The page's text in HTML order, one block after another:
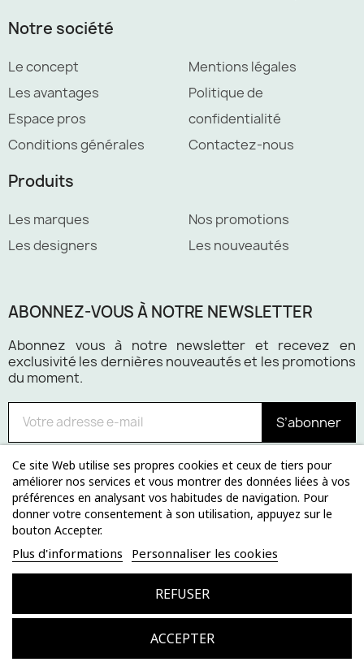
Notre société
Le concept
Les avantages
Espace pros
Conditions générales
Mentions légales
Politique de
confidentialité
Contactez-nous
Produits
Les marques
Les designers
Nos promotions
Les nouveautés
ABONNEZ-VOUS À NOTRE NEWSLETTER
Abonnez vous à notre newsletter et recevez en
exclusivité les dernières nouveautés et les promotions
du moment.
S’abonner
Paiement 100% sécurisé
© 2024 lerendezvousdesign.com
Ce site Web utilise ses propres cookies et ceux de tiers pour
améliorer nos services et vous montrer des données liées à vos
préférences en analysant vos habitudes de navigation. Pour
donner votre consentement à son utilisation, appuyez sur le
bouton Accepter.
Plus d'informations Personnaliser les cookies
REFUSER
ACCEPTER